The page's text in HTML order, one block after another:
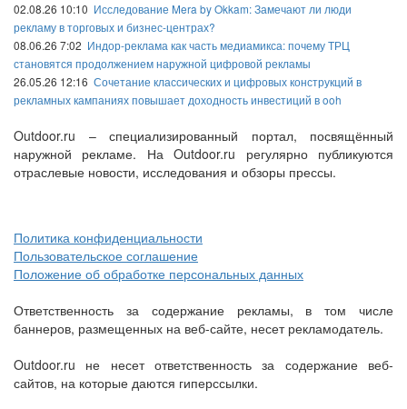
02.08.26 10:10 Исследование Mera by Okkam: Замечают ли люди
рекламу в торговых и бизнес-центрах?
08.06.26 7:02 Индор-реклама как часть медиамикса: почему ТРЦ
становятся продолжением наружной цифровой рекламы
26.05.26 12:16 Сочетание классических и цифровых конструкций в
рекламных кампаниях повышает доходность инвестиций в ooh
Outdoor.ru – специализированный портал, посвящённый
наружной рекламе. На Outdoor.ru регулярно публикуются
отраслевые новости, исследования и обзоры прессы.
Политика конфиденциальности
Пользовательское соглашение
Положение об обработке персональных данных
Ответственность за содержание рекламы, в том числе
баннеров, размещенных на веб-сайте, несет рекламодатель.
Outdoor.ru не несет ответственность за содержание веб-
сайтов, на которые даются гиперссылки.